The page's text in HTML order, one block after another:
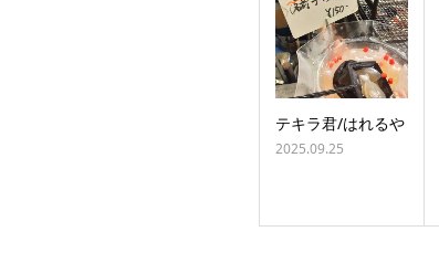
テキラ君/はれるや
2025.09.25